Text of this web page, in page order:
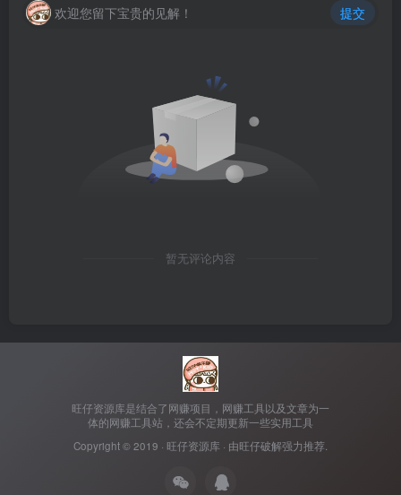
欢迎您留下宝贵的见解！ 提交
暂无评论内容
旺仔资源库是结合了网赚项目，网赚工具以及文章为一
体的网赚工具站，还会不定期更新一些实用工具
Copyright © 2019 · 旺仔资源库 · 由旺仔破解强力推荐.